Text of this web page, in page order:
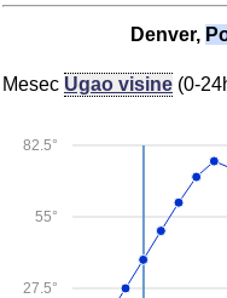
Denver,
Mesec Ugao visine (0-
27.5°
55°
82.5°